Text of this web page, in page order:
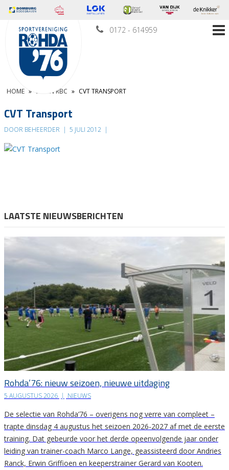
0172 - 614959
HOME » LEDEN RBC » CVT TRANSPORT
CVT Transport
DOOR BEHEERDER | 5 JULI 2012 |
LAATSTE NIEUWSBERICHTEN
Rohda’76: nieuw seizoen, nieuwe uitdaging
5 AUGUSTUS 2026 | NIEUWS
De selectie van Rohda’76 – overigens nog verre van compleet –
trapte dinsdag 4 augustus het seizoen 2026-2027 af met de eerste
training. Dat gebeurde voor het derde opeenvolgende jaar onder
leiding van trainer-coach Marco Lange, geassisteerd door Andries
Ranck, Erwin Griffioen en keeperstrainer Gerard van Kooten.